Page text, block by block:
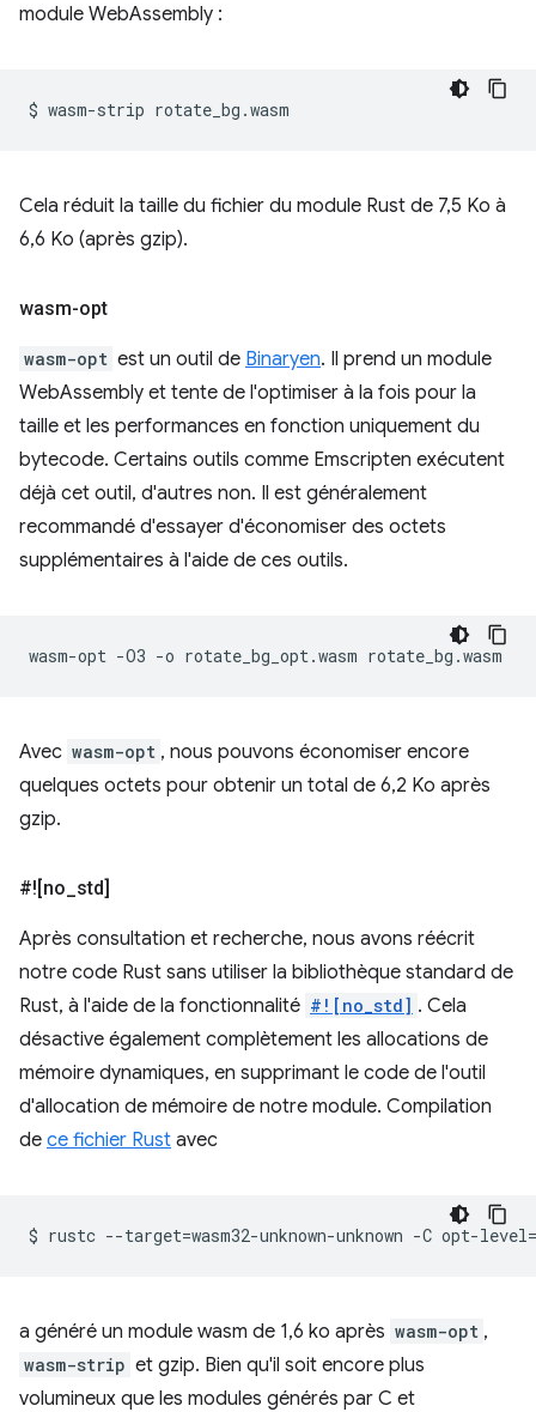
module WebAssembly :
$ wasm-strip
Cela réduit la taille du fichier du module Rust de 7,5 Ko à
6,6 Ko (après gzip).
wasm-opt
wasm-opt est un outil de Binaryen. Il prend un module
WebAssembly et tente de l'optimiser à la fois pour la
taille et les performances en fonction uniquement du
bytecode. Certains outils comme Emscripten exécutent
déjà cet outil, d'autres non. Il est généralement
recommandé d'essayer d'économiser des octets
supplémentaires à l'aide de ces outils.
wasm-opt -O3 -o rotate_bg_opt.wasm
Avec wasm-opt , nous pouvons économiser encore
quelques octets pour obtenir un total de 6,2 Ko après
gzip.
#![no std]
Après consultation et recherche, nous avons réécrit
notre code Rust sans utiliser la bibliothèque standard de
Rust, à l'aide de la fonctionnalité #![no_std] . Cela
désactive également complètement les allocations de
mémoire dynamiques, en supprimant le code de l'outil
d'allocation de mémoire de notre module. Compilation
de ce fichier Rust avec
$ rustc --target=wasm32-unknown-unknown -C opt-level=
a généré un module wasm de 1,6 ko après wasm-opt ,
wasm-strip et gzip. Bien qu'il soit encore plus
volumineux que les modules générés par C et